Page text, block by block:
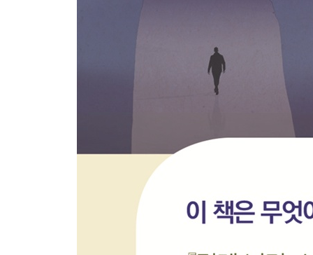
- 남북 경제적 교류는 결국 쌍방향으로 흐른다
- 핵무기 앞에서 우리는 작아진다
남북통일 이전에 남남 갈등 해소부터
- 당장 할 수 있는 일을 시작해야 한다
에필로그 _ 궁극적 통일은 그들의 동의에 있다
책속 부록 _ ‘자세히 보아야 예쁜’ 아이들